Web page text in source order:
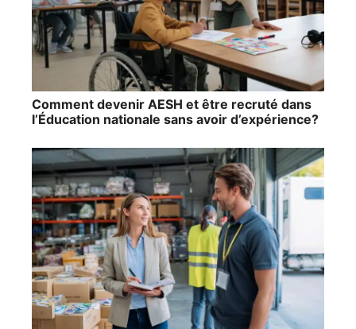
Comment devenir AESH et être recruté dans
l’Éducation nationale sans avoir d’expérience?